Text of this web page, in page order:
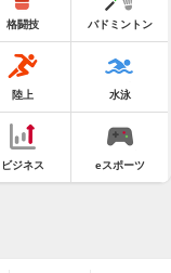
格闘技 バドミントン
陸上 水泳
ビジネス eスポーツ